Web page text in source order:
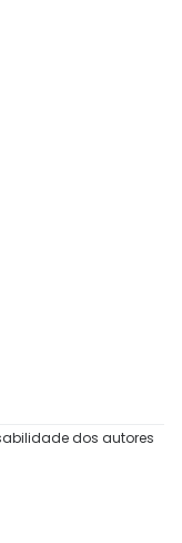
dos autores